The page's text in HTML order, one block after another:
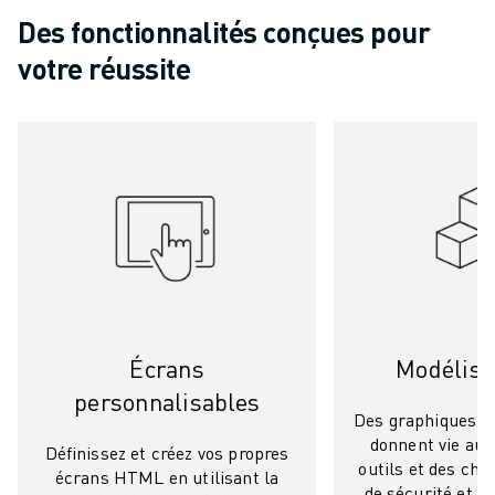
VÉHICULES ÉLECTRIQUES
ALIMENTATION ET BOISSONS
TOUTES LES APPLICATIONS
TOURNAGE CNC
MOULAGE PAR INJECTION
ENTRETIEN DES MACHINES
Des fonctionnalités conçues pour
votre réussite
Écrans
personnalisables
Définissez et créez vos propres
écrans HTML en utilisant la
Des graphiques
donnent vie
outils et des